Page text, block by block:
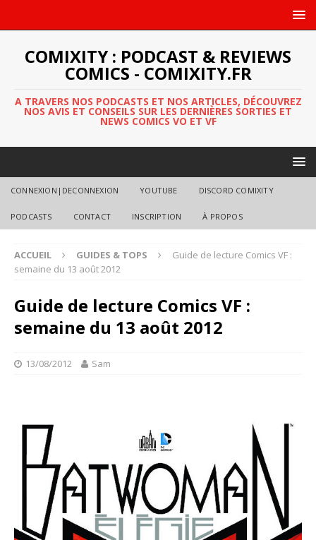
COMIXITY : PODCAST & REVIEWS
COMICS - COMIXITY.FR
A TRAVERS NOS PODCASTS ET NOS ARTICLES, DÉCOUVREZ
NOS AVIS ET CONSEILS SUR LES DERNIÈRES SORTIES ET
NEWS COMICS VO ET VF
CONNEXION|DECONNEXION YOUTUBE DISCORD COMIXITY
PODCASTS CONTACT INSCRIPTION À PROPOS
ACCUEIL GUIDES & TOPS
Guide de lecture Comics VF :
semaine du 13 août 2012
Guide de lecture Comics VF :
semaine du 13 août 2012
13/08/2012 Sam